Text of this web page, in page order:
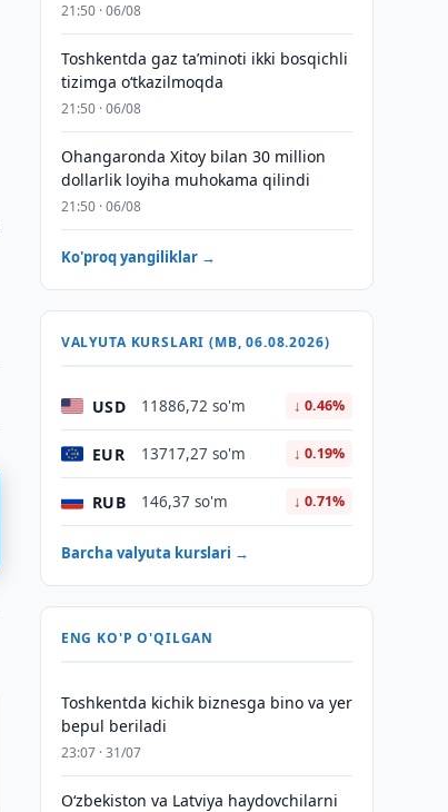
21:50 · 06/08
Toshkentda gaz taʼminoti ikki bosqichli
tizimga o‘tkazilmoqda
21:50 · 06/08
Ohangaronda Xitoy bilan 30 million
dollarlik loyiha muhokama qilindi
21:50 · 06/08
Ko'proq yangiliklar →
VALYUTA KURSLARI (MB, 06.08.2026)
USD 11886,72 so'm ↓ 0.46%
EUR 13717,27 so'm ↓ 0.19%
RUB 146,37 so'm ↓ 0.71%
Barcha valyuta kurslari →
ENG KO'P O'QILGAN
Toshkentda kichik biznesga bino va yer
bepul beriladi
23:07 · 31/07
Oʻzbekiston va Latviya haydovchilarni